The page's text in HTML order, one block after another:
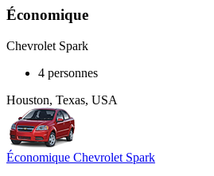
Économique
Chevrolet Spark
4 personnes
Houston, Texas, USA
Économique Chevrolet Spark